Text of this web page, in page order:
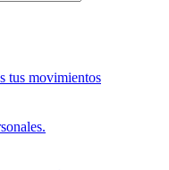
tus movimientos